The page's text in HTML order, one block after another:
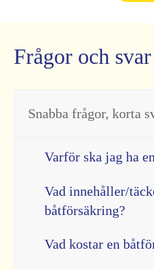
Frågor och svar
Snabba frågor, korta
Varför ska jag ha
Vad innehåller/
båtförsäkring?
Vad kostar en